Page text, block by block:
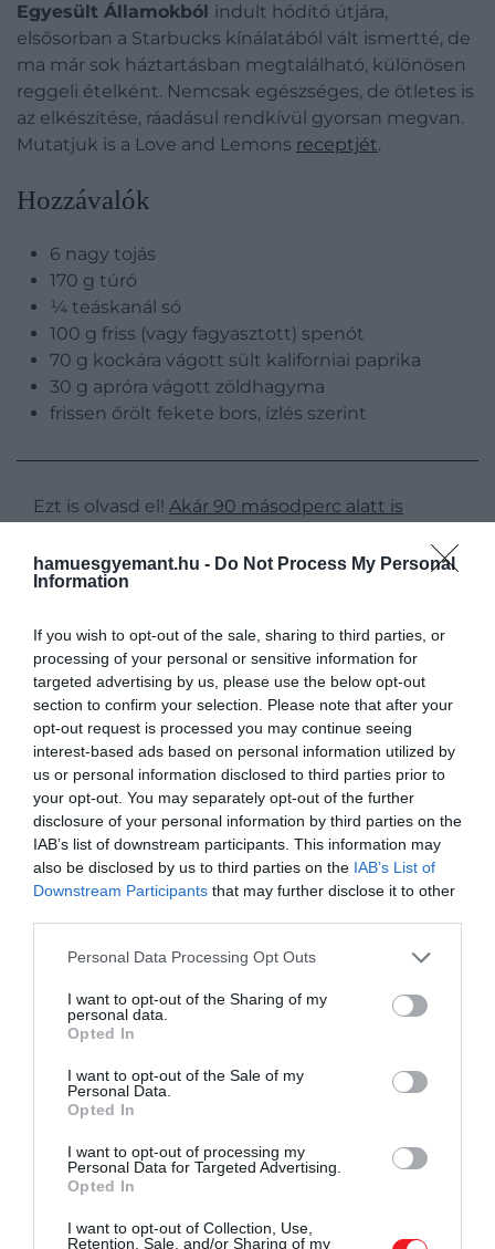
hamuesgyemant.hu - Do Not Process My Personal
Information
If you wish to opt-out of the sale, sharing to third parties, or
processing of your personal or sensitive information for
targeted advertising by us, please use the below opt-out
section to confirm your selection. Please note that after your
opt-out request is processed you may continue seeing
interest-based ads based on personal information utilized by
us or personal information disclosed to third parties prior to
your opt-out. You may separately opt-out of the further
disclosure of your personal information by third parties on the
IAB’s list of downstream participants. This information may
also be disclosed by us to third parties on the IAB’s List of
Downstream Participants that may further disclose it to other
Please note that this website/app uses one or more Google
not limited to your visit or usage behaviour. You may click to
grant or deny consent to Google and its third-party tags to
use your data for below specified purposes in below Google
consent section.
Personal Data Processing Opt Outs
I want to opt-out of the Sharing of my
personal data.
Opted In
I want to opt-out of the Sale of my
Personal Data.
Opted In
I want to opt-out of processing my
Personal Data for Targeted Advertising.
Opted In
I want to opt-out of Collection, Use,
Retention, Sale, and/or Sharing of my
Egyesült Államokból indult hódító útjára,
elsősorban a Starbucks kínálatából vált ismertté, de
ma már sok háztartásban megtalálható, különösen
reggeli ételként. Nemcsak egészséges, de ötletes is
az elkészítése, ráadásul rendkívül gyorsan megvan.
Mutatjuk is a Love and Lemons receptjét.
Hozzávalók
6 nagy tojás
170 g túró
¼ teáskanál só
100 g friss (vagy fagyasztott) spenót
70 g kockára vágott sült kaliforniai paprika
30 g apróra vágott zöldhagyma
frissen őrölt fekete bors, ízlés szerint
Ezt is olvasd el! Akár 90 másodperc alatt is
​Elkészítés
Illusztráció.
Albina Bugarcheva/Shutterstock
Először a tojáskeveréket készítjük el: törjük a
sót és a borsot. Dolgozzuk simára, majd tegyük félre,
amíg elkészítjük a zöldségeket. Pároljuk a spenótot
1 percig, vagy amíg össze nem fonnyad. Nyomjuk ki